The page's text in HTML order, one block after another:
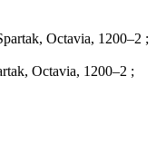
Octavia, 1200–2 ;